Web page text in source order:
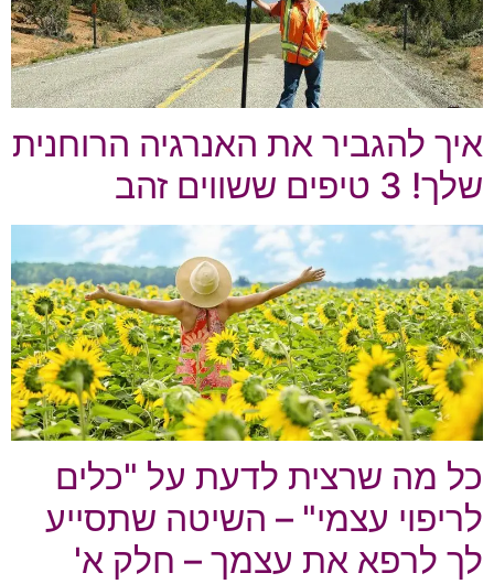
איך להגביר את האנרגיה הרוחנית
שלך! 3 טיפים ששווים זהב
כל מה שרצית לדעת על "כלים
לריפוי עצמי" – השיטה שתסייע
לך לרפא את עצמך – חלק א'